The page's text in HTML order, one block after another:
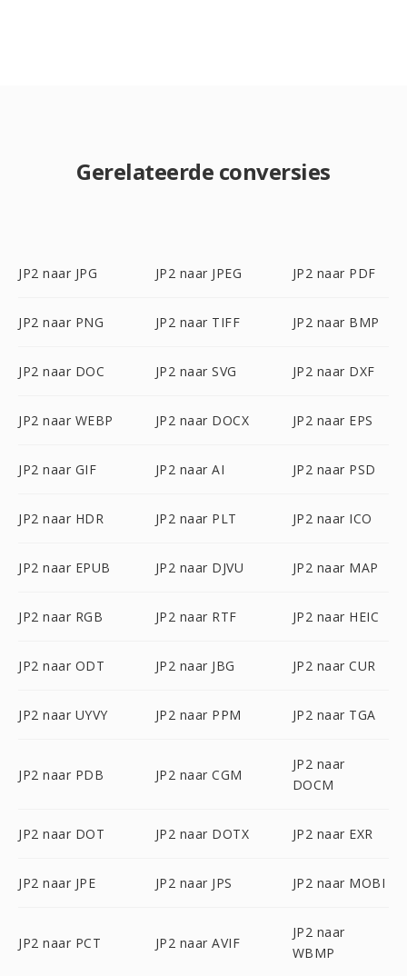
Gerelateerde conversies
JP2 naar JPG JP2 naar JPEG JP2 naar PDF
JP2 naar PNG JP2 naar TIFF JP2 naar BMP
JP2 naar DOC JP2 naar SVG JP2 naar DXF
JP2 naar WEBP JP2 naar DOCX JP2 naar EPS
JP2 naar GIF JP2 naar AI JP2 naar PSD
JP2 naar HDR JP2 naar PLT JP2 naar ICO
JP2 naar EPUB JP2 naar DJVU JP2 naar MAP
JP2 naar RGB JP2 naar RTF JP2 naar HEIC
JP2 naar ODT JP2 naar JBG JP2 naar CUR
JP2 naar UYVY JP2 naar PPM JP2 naar TGA
JP2 naar PDB JP2 naar CGM
JP2 naar
DOCM
JP2 naar DOT JP2 naar DOTX JP2 naar EXR
JP2 naar JPE JP2 naar JPS JP2 naar MOBI
JP2 naar PCT JP2 naar AVIF
JP2 naar
WBMP